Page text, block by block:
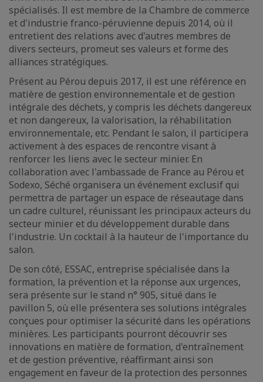
spécialisés. Il est membre de la Chambre de commerce
et d'industrie franco-péruvienne depuis 2014, où il
entretient des relations avec d'autres membres de
divers secteurs, promeut ses valeurs et forme des
alliances stratégiques.
Présent au Pérou depuis 2017, il est une référence en
matière de gestion environnementale et de gestion
intégrale des déchets, y compris les déchets dangereux
et non dangereux, la valorisation, la réhabilitation
environnementale, etc. Pendant le salon, il participera
activement à des espaces de rencontre visant à
renforcer les liens avec le secteur minier. En
collaboration avec l'ambassade de France au Pérou et
Sodexo, Séché organisera un événement exclusif qui
permettra de partager un espace de réseautage dans
un cadre culturel, réunissant les principaux acteurs du
secteur minier et du développement durable dans
l'industrie. Un cocktail à la hauteur de l'importance du
salon.
De son côté, ESSAC, entreprise spécialisée dans la
formation, la prévention et la réponse aux urgences,
sera présente sur le stand n° 905, situé dans le
pavillon 5, où elle présentera ses solutions intégrales
conçues pour optimiser la sécurité dans les opérations
minières. Les participants pourront découvrir ses
innovations en matière de formation, d'entraînement
et de gestion préventive, réaffirmant ainsi son
engagement en faveur de la protection des personnes